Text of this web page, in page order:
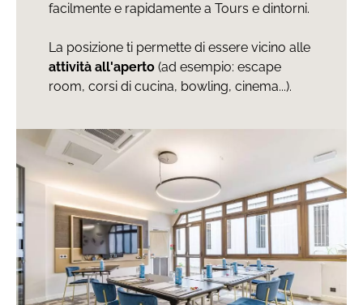
facilmente e rapidamente a Tours e dintorni.
La posizione ti permette di essere vicino alle
attività all'aperto (ad esempio: escape
room, corsi di cucina, bowling, cinema...).